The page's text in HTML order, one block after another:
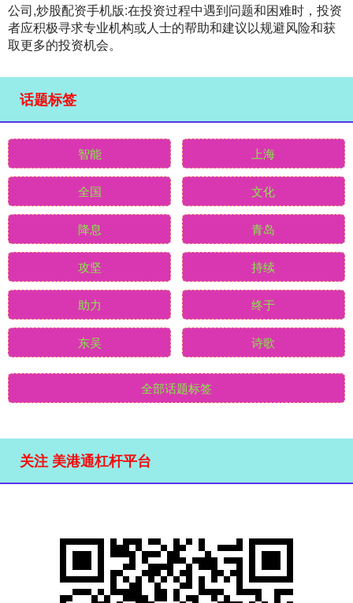
公司,炒股配资手机版:在投资过程中遇到问题和困难时，投资
者应积极寻求专业机构或人士的帮助和建议以规避风险和获
取更多的投资机会。
话题标签
智能 上海
全国 文化
降息 青岛
攻坚 持续
助力 终于
东吴 诗歌
全部话题标签
关注 美港通杠杆平台